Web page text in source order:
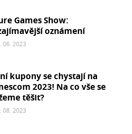
Games Show:
oznámení
06. 2023
kupony se chystají na
2023! Na co vše se
těšit?
08. 2023